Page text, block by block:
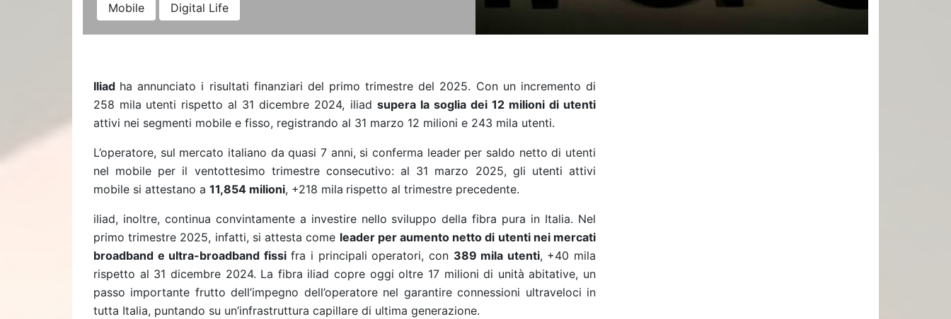
Mobile Digital Life
Iliad ha annunciato i risultati finanziari del primo trimestre del 2025. Con un incremento di
258 mila utenti rispetto al 31 dicembre 2024, iliad supera la soglia dei 12 milioni di utenti
attivi nei segmenti mobile e fisso, registrando al 31 marzo 12 milioni e 243 mila utenti.
L’operatore, sul mercato italiano da quasi 7 anni, si conferma leader per saldo netto di utenti
nel mobile per il ventottesimo trimestre consecutivo: al 31 marzo 2025, gli utenti attivi
mobile si attestano a 11,854 milioni, +218 mila rispetto al trimestre precedente.
iliad, inoltre, continua convintamente a investire nello sviluppo della fibra pura in Italia. Nel
primo trimestre 2025, infatti, si attesta come leader per aumento netto di utenti nei mercati
broadband e ultra-broadband fissifra i principali operatori, con 389 mila utenti, +40 mila
rispetto al 31 dicembre 2024. La fibra iliad copre oggi oltre 17 milioni di unità abitative, un
passo importante frutto dell’impegno dell’operatore nel garantire connessioni ultraveloci in
tutta Italia, puntando su un’infrastruttura capillare di ultima generazione.